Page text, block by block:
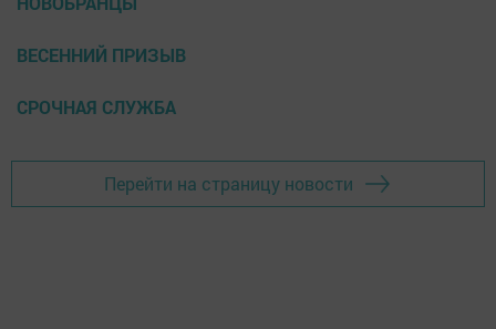
ВЕСЕННИЙ ПРИЗЫВ
СРОЧНАЯ СЛУЖБА
Перейти на страницу новости